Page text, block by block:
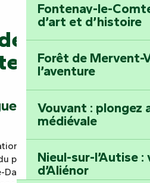
Fontenay-le-
d’art et d’histoire
Forêt de Mervent-
l’aventure
Vouvant : plongez
médiévale
Nieul-sur-l’Autise
d’Aliénor
et Musique à
Orgue & Musique à
projet de construction de
Dame. Concerts, visites,